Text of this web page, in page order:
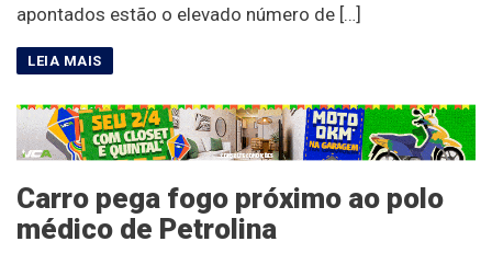
apontados estão o elevado número de […]
Carro pega fogo próximo ao polo
médico de Petrolina